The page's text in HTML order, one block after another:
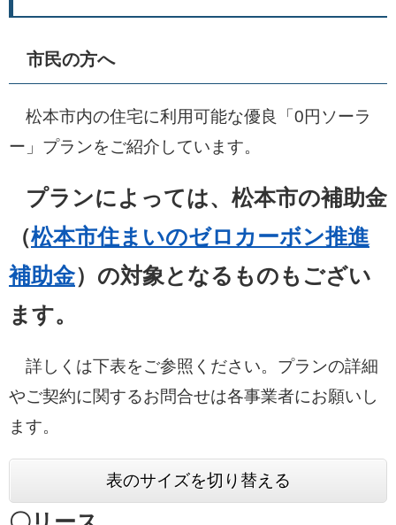
市民の方へ
松本市内の住宅に利用可能な優良「0円ソーラ
ー」プランをご紹介しています。
プランによっては、松本市の補助金
（松本市住まいのゼロカーボン推進
補助金）の対象となるものもござい
ます。
詳しくは下表をご参照ください。プランの詳細
やご契約に関するお問合せは各事業者にお願いし
ます。
表のサイズを切り替える